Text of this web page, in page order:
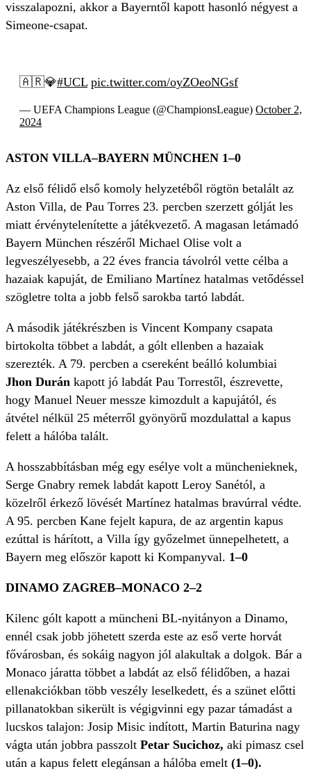
visszalapozni, akkor a Bayerntől kapott hasonló négyest a
Simeone-csapat.
🇦🇷💎#UCL pic.twitter.com/oyZOeoNGsf
— UEFA Champions League (@ChampionsLeague) October 2,
2024
ASTON VILLA–BAYERN MÜNCHEN 1–0
Az első félidő első komoly helyzetéből rögtön betalált az
Aston Villa, de Pau Torres 23. percben szerzett gólját les
miatt érvénytelenítette a játékvezető. A magasan letámadó
Bayern München részéről Michael Olise volt a
legveszélyesebb, a 22 éves francia távolról vette célba a
hazaiak kapuját, de Emiliano Martínez hatalmas vetődéssel
szögletre tolta a jobb felső sarokba tartó labdát.
A második játékrészben is Vincent Kompany csapata
birtokolta többet a labdát, a gólt ellenben a hazaiak
szerezték. A 79. percben a csereként beálló kolumbiai
Jhon Durán kapott jó labdát Pau Torrestől, észrevette,
hogy Manuel Neuer messze kimozdult a kapujától, és
átvétel nélkül 25 méterről gyönyörű mozdulattal a kapus
felett a hálóba talált.
A hosszabbításban még egy esélye volt a münchenieknek,
Serge Gnabry remek labdát kapott Leroy Sanétól, a
közelről érkező lövését Martínez hatalmas bravúrral védte.
A 95. percben Kane fejelt kapura, de az argentin kapus
ezúttal is hárított, a Villa így győzelmet ünnepelhetett, a
Bayern meg először kapott ki Kompanyval. 1–0
DINAMO ZAGREB–MONACO 2–2
Kilenc gólt kapott a müncheni BL-nyitányon a Dinamo,
ennél csak jobb jöhetett szerda este az eső verte horvát
fővárosban, és sokáig nagyon jól alakultak a dolgok. Bár a
Monaco járatta többet a labdát az első félidőben, a hazai
ellenakciókban több veszély leselkedett, és a szünet előtti
pillanatokban sikerült is végigvinni egy pazar támadást a
lucskos talajon: Josip Misic indított, Martin Baturina nagy
vágta után jobbra passzolt Petar Sucichoz, aki pimasz csel
után a kapus felett elegánsan a hálóba emelt (1–0).